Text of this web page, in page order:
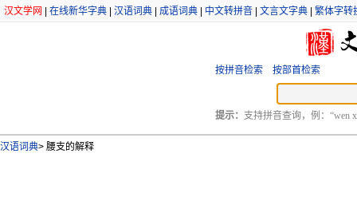
汉文学网 在线新华字典 汉语词典 成语词典 中文转拼音 文言文字典 繁体字转
按拼音检索 按部首检索
提示： 支持拼音查询，例：“wen
汉语词典> 腰支的解释